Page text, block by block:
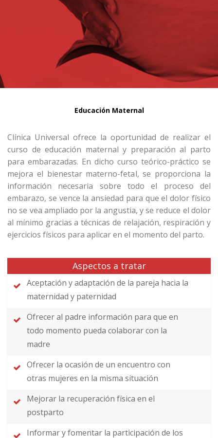
Educación Maternal
Clínica Universal ofrece la oportunidad de realizar el
curso de educación maternal y preparación al parto
para embarazadas. En dicho curso teórico-práctico se
mejora el bienestar materno-fetal, se proporciona la
información necesaria sobre todo el proceso del
embarazo, se vence la ansiedad para que el dolor físico
no se vea ampliado por la angustia, y se reduce el dolor
al mínimo gracias a técnicas de relajación, respiración y
ejercicios físicos para aplicar en el momento del parto.
Aspectos a tratar
Aceptación y adaptación de la pareja hacia la
maternidad y paternidad
Ofrecer al padre información para que en
todo momento pueda colaborar con la
madre
Ofrecer la ocasión de un encuentro con
otras mujeres en la misma situación
Mejorar la recuperación física en el
postparto
Informar y fomentar la participación de los